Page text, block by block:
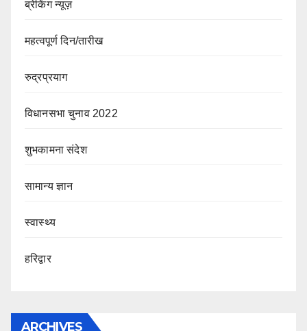
ब्रेकिंग न्यूज़
महत्वपूर्ण दिन/तारीख
रुद्रप्रयाग
विधानसभा चुनाव 2022
शुभकामना संदेश
सामान्य ज्ञान
स्वास्थ्य
हरिद्वार
ARCHIVES